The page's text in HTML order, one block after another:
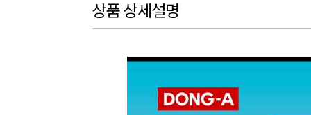
상품 상세설명